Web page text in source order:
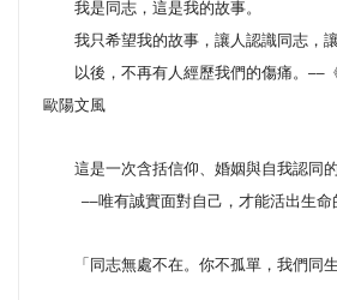
我是同志，這是我的故事。
我只希望我的故事，讓人認識同志，讓
以後，不再有人經歷我們的傷痛。 ──
歐陽文風
這是一次含括信仰、婚姻與自我認同的
──唯有誠實面對自己，才能活出生命
「同志無處不在。你不孤單，我們同生